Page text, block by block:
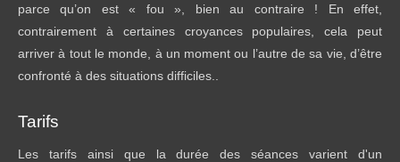
parce qu’on est « fou », bien au contraire ! En effet,
contrairement à certaines croyances populaires, cela peut
arriver à tout le monde, à un moment ou l’autre de sa vie, d’être
confronté à des situations difficiles..
Tarifs
Les tarifs ainsi que la durée des séances varient d'un